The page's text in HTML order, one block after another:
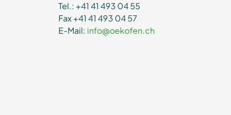
Tel.: +41 41 493 04 55
Fax +41 41 493 04 57
E-Mail: info@oekofen.ch